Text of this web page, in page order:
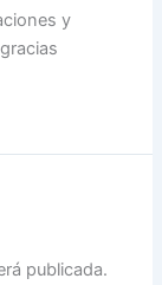
y
publicada.